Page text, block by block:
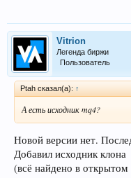
Vitrion
Легенда биржи
Пользователь
Ptah сказал(а): ↑
А есть исходник mq4?
Новой версии нет.
Добавил исходник клона
(всё найдено в открытом